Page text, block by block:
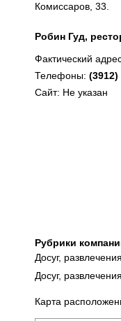
Комиссаров, 33.
Робин Гуд,
Фактический
Телефоны: (3912)
Сайт: Не указан
Рубрики
Досуг,
Досуг,
Карта